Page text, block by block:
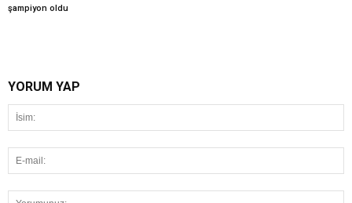
şampiyon oldu
YORUM YAP